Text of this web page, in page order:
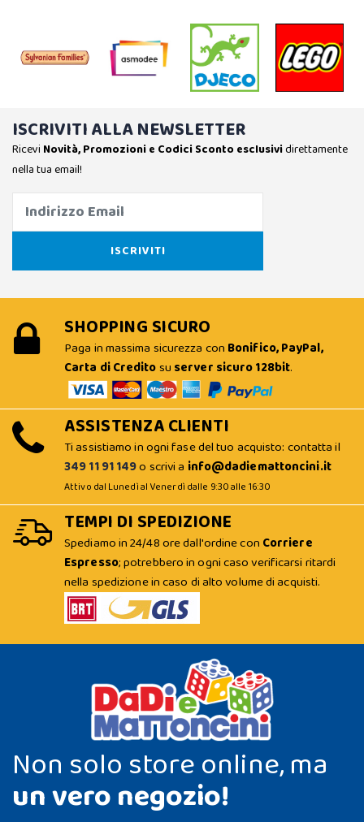
ISCRIVITI ALLA NEWSLETTER
Ricevi Novità, Promozioni e Codici Sconto esclusividirettamente
nella tua email!
SHOPPING SICURO
Paga in massima sicurezza con Bonifico, PayPal,
Carta di Creditosu server sicuro 128bit.
ASSISTENZA CLIENTI
Ti assistiamo in ogni fase del tuo acquisto: contatta il
349 11 91 149o scrivi a info@dadiemattoncini.it
Attivo dal Lunedì al Venerdì dalle 9:30 alle 16:30
TEMPI DI SPEDIZIONE
Spediamo in 24/48 ore dall'ordine con Corriere
Espresso; potrebbero in ogni caso verificarsi ritardi
nella spedizione in caso di alto volume di acquisti.
Non solo store online, ma
un vero negozio!